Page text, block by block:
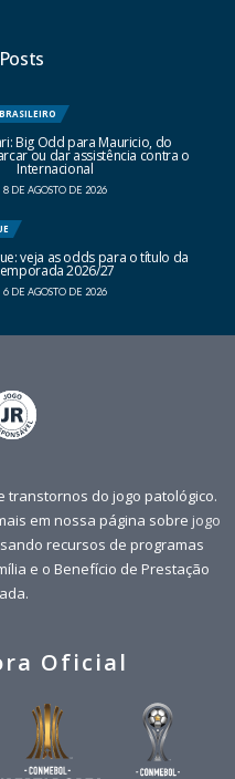
Big Odd para Mauricio, do
ou dar assistência contra o
Internacional
8 DE AGOSTO DE 2026
veja as odds para o título da
2026/27
6 DE AGOSTO DE 2026
transtornos do jogo patológico.
em nossa página sobre jogo
recursos de programas
e o Benefício de Prestação
Oficial